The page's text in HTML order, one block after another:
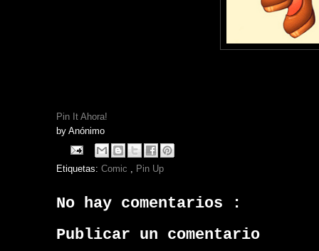
Pin It Ahora!
by Anónimo
Etiquetas: Comic Pin Up
No hay comentarios :
Publicar un comentario